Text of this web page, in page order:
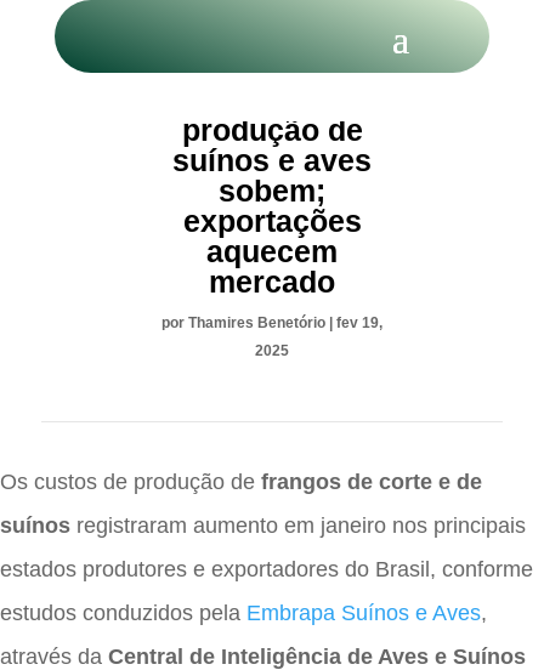
produção de
suínos e aves
sobem;
exportações
aquecem
mercado
por Thamires Benetório | fev 19,
2025
Os custos de produção de frangos de corte e de
suínos registraram aumento em janeiro nos principais
estados produtores e exportadores do Brasil, conforme
estudos conduzidos pela Embrapa Suínos e Aves,
através da Central de Inteligência de Aves e Suínos